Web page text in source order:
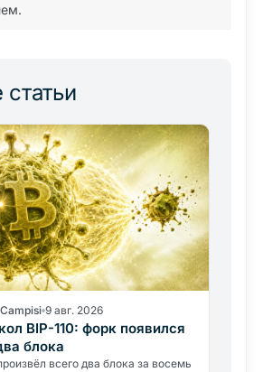
9 авг. 2026
BIP-110: форк появился
блока
всего два блока за восемь